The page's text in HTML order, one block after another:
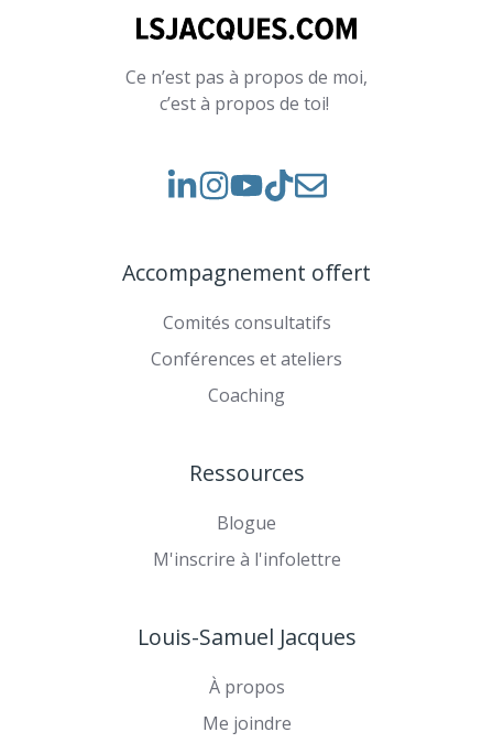
Ce n’est pas à propos de moi,
c’est à propos de toi!
VoirVoir
sur
Rejoignez-
TikTok
Accompagnement offert
Comités consultatifs
Conférences et ateliers
Coaching
Ressources
Blogue
M'inscrire à l'infolettre
Louis-Samuel Jacques
À propos
Me joindre